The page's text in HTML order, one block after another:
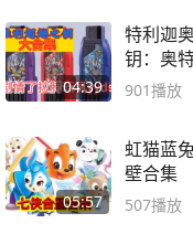
04:39
特利迦
钥：奥
合集赏
901播放
05:57
虹猫蓝
壁合集
507播放